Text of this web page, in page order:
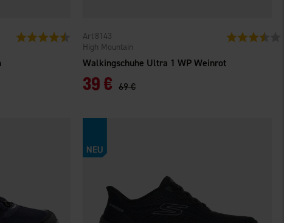
Bewertung: 4.3 von 5 Sternen
Walkingschuhe Ultra 1 WP Weinrot
High Mountain
8143
39 € 69 €
Bewertung: